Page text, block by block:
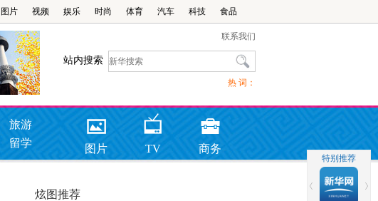
图片 视频 娱乐 时尚 体育 汽车 科技 食品
联系我们
站内搜索
热 词：
旅游
留学 图片 TV 商务
炫图推荐